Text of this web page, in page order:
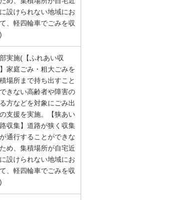
設けられない地域にお
、軽四輪車でごみを収
実施(【ふれあい収
家庭ごみ・粗大ごみを
場所まで持ち出すこと
きない高齢者や障害の
方などを対象にごみ出
支援を実施。【狭あい
収集】道路が狭く収集
通行することができな
め、集積場所が自宅近
設けられない地域にお
、軽四輪車でごみを収